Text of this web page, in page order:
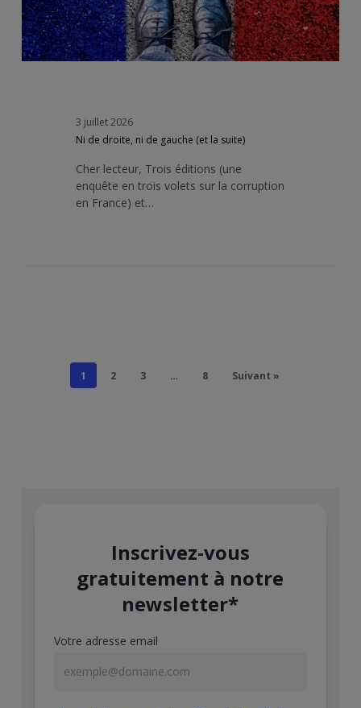
3 juillet 2026
Ni de droite, ni de gauche (et la suite)
Cher lecteur, Trois éditions (une
enquête en trois volets sur la corruption
en France) et…
1 2 3 … 8 Suivant »
Inscrivez-vous
gratuitement à notre
newsletter*
Votre adresse email